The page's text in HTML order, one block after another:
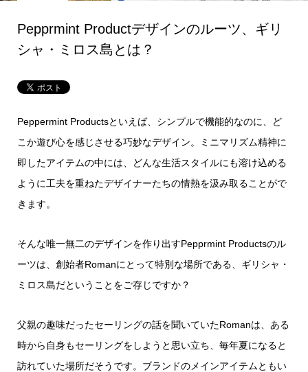
Pepprmint Productデザインのルーツ、ギリ
シャ・ミロス島とは？
Peppermint Productsといえば、シンプルで機能的なのに、ど
こか遊び心を感じさせる巧妙なデザイン。ミニマリズム精神に
即したアイテムの中には、どんな生活スタイルにも溶け込める
ように工夫を重ねたデザイナーたちの情熱を汲み取ることがで
きます。
そんな唯一無二のデザインを作り出すPepprmint Productsのル
ーツは、創始者Romanにとって特別な場所である、ギリシャ・
ミロス島だということをご存じですか？
父親の趣味だったセーリングの話を聞いていたRomanは、ある
時から自身もセーリングをしようと思い立ち、毎年夏になると
訪れていた場所だそうです。ブランドのメインアイテムともい